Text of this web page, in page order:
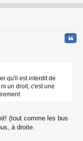
au
qu'il est interdit de
un droit, c'est une
(tout comme les bus
à droite.